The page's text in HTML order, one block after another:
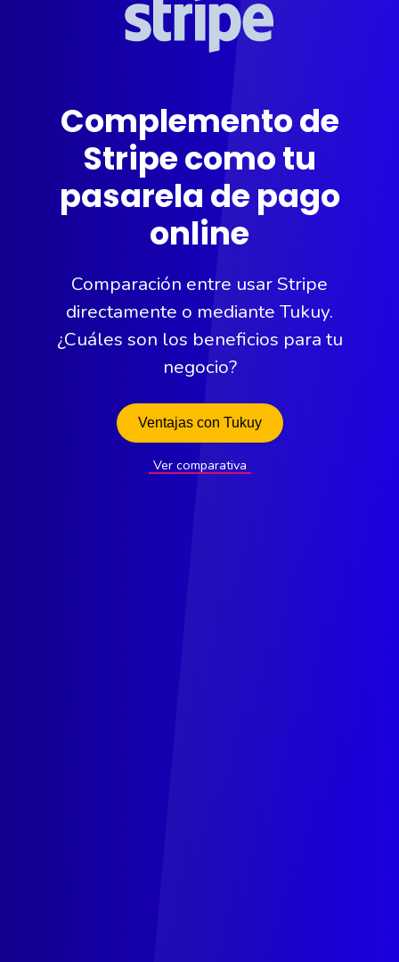
Complemento de
Stripe como tu
pasarela de pago
online
Comparación entre usar Stripe
directamente o mediante Tukuy.
¿Cuáles son los beneficios para tu
negocio?
Ventajas con Tukuy
Ver comparativa